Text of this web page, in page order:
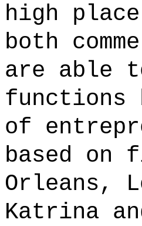
high
both
are able
functions
of
based on
Orleans,
Katrina